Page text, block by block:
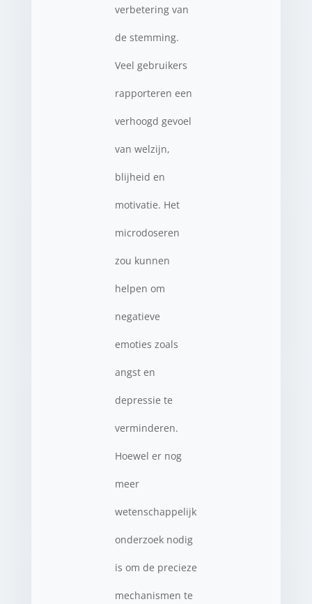
verbetering van
de stemming.
Veel gebruikers
rapporteren een
verhoogd gevoel
van welzijn,
blijheid en
motivatie. Het
microdoseren
zou kunnen
helpen om
negatieve
emoties zoals
angst en
depressie te
verminderen.
Hoewel er nog
meer
wetenschappelijk
onderzoek nodig
is om de precieze
mechanismen te